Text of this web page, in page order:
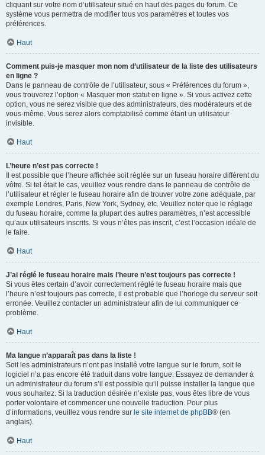
cliquant sur votre nom d’utilisateur situé en haut des pages du forum. Ce
système vous permettra de modifier tous vos paramètres et toutes vos
préférences.
Haut
Comment puis-je masquer mon nom d’utilisateur de la liste des utilisateurs
en ligne ?
Dans le panneau de contrôle de l’utilisateur, sous « Préférences du forum »,
vous trouverez l’option « Masquer mon statut en ligne ». Si vous activez cette
option, vous ne serez visible que des administrateurs, des modérateurs et de
vous-même. Vous serez alors comptabilisé comme étant un utilisateur
invisible.
Haut
L’heure n’est pas correcte !
Il est possible que l’heure affichée soit réglée sur un fuseau horaire différent du
vôtre. Si tel était le cas, veuillez vous rendre dans le panneau de contrôle de
l’utilisateur et régler le fuseau horaire afin de trouver votre zone adéquate, par
exemple Londres, Paris, New York, Sydney, etc. Veuillez noter que le réglage
du fuseau horaire, comme la plupart des autres paramètres, n’est accessible
qu’aux utilisateurs inscrits. Si vous n’êtes pas inscrit, c’est l’occasion idéale de
le faire.
Haut
J’ai réglé le fuseau horaire mais l’heure n’est toujours pas correcte !
Si vous êtes certain d’avoir correctement réglé le fuseau horaire mais que
l’heure n’est toujours pas correcte, il est probable que l’horloge du serveur soit
erronée. Veuillez contacter un administrateur afin de lui communiquer ce
problème.
Haut
Ma langue n’apparaît pas dans la liste !
Soit les administrateurs n’ont pas installé votre langue sur le forum, soit le
logiciel n’a pas encore été traduit dans votre langue. Essayez de demander à
un administrateur du forum s’il est possible qu’il puisse installer la langue que
vous souhaitez. Si la traduction désirée n’existe pas, vous êtes libre de vous
porter volontaire et commencer une nouvelle traduction. Pour plus
d’informations, veuillez vous rendre sur le site internet de phpBB® (en
anglais).
Haut